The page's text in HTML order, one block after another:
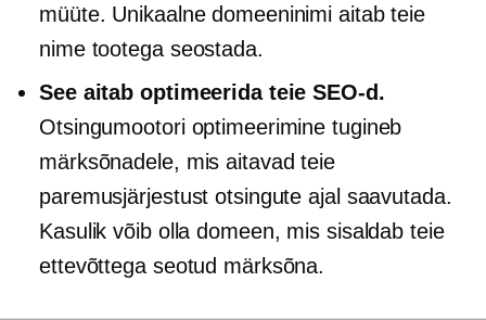
müüte. Unikaalne domeeninimi aitab teie
nime tootega seostada.
See aitab optimeerida teie SEO-d.
Otsingumootori optimeerimine tugineb
märksõnadele, mis aitavad teie
paremusjärjestust otsingute ajal saavutada.
Kasulik võib olla domeen, mis sisaldab teie
ettevõttega seotud märksõna.